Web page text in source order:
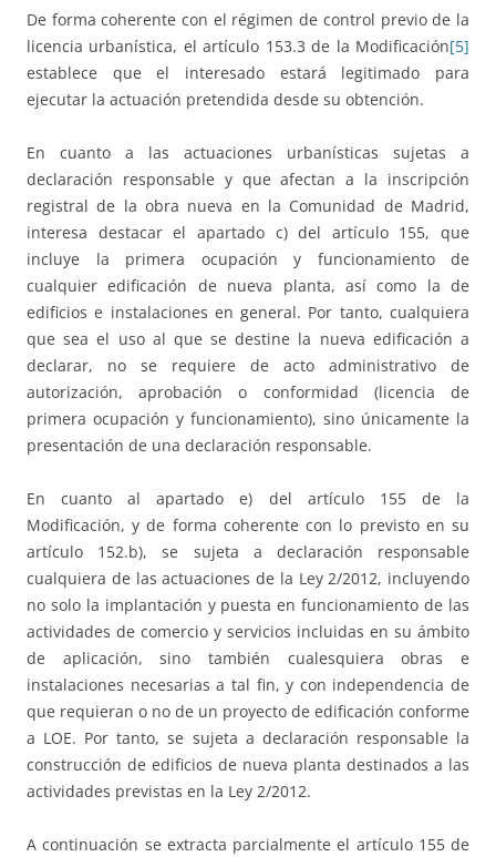
De forma coherente con el régimen de control previo de la
licencia urbanística, el artículo 153.3 de la Modificación[5]
establece que el interesado estará legitimado para
ejecutar la actuación pretendida desde su obtención.
En cuanto a las actuaciones urbanísticas sujetas a
declaración responsable y que afectan a la inscripción
registral de la obra nueva en la Comunidad de Madrid,
interesa destacar el apartado c) del artículo 155, que
incluye la primera ocupación y funcionamiento de
cualquier edificación de nueva planta, así como la de
edificios e instalaciones en general. Por tanto, cualquiera
que sea el uso al que se destine la nueva edificación a
declarar, no se requiere de acto administrativo de
autorización, aprobación o conformidad (licencia de
primera ocupación y funcionamiento), sino únicamente la
presentación de una declaración responsable.
En cuanto al apartado e) del artículo 155 de la
Modificación, y de forma coherente con lo previsto en su
artículo 152.b), se sujeta a declaración responsable
cualquiera de las actuaciones de la Ley 2/2012, incluyendo
no solo la implantación y puesta en funcionamiento de las
actividades de comercio y servicios incluidas en su ámbito
de aplicación, sino también cualesquiera obras e
instalaciones necesarias a tal fin, y con independencia de
que requieran o no de un proyecto de edificación conforme
a LOE. Por tanto, se sujeta a declaración responsable la
construcción de edificios de nueva planta destinados a las
actividades previstas en la Ley 2/2012.
A continuación se extracta parcialmente el artículo 155 de